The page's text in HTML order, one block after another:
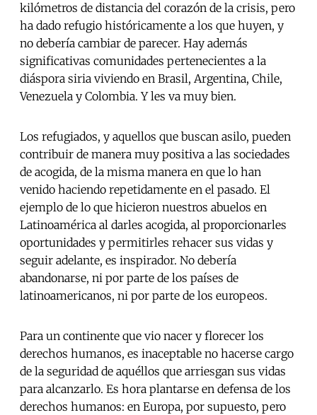
kilómetros de distancia del corazón de la crisis, pero
ha dado refugio históricamente a los que huyen, y
no debería cambiar de parecer. Hay además
significativas comunidades pertenecientes a la
diáspora siria viviendo en Brasil, Argentina, Chile,
Venezuela y Colombia. Y les va muy bien.
Los refugiados, y aquellos que buscan asilo, pueden
contribuir de manera muy positiva a las sociedades
de acogida, de la misma manera en que lo han
venido haciendo repetidamente en el pasado. El
ejemplo de lo que hicieron nuestros abuelos en
Latinoamérica al darles acogida, al proporcionarles
oportunidades y permitirles rehacer sus vidas y
seguir adelante, es inspirador. No debería
abandonarse, ni por parte de los países de
latinoamericanos, ni por parte de los europeos.
Para un continente que vio nacer y florecer los
derechos humanos, es inaceptable no hacerse cargo
de la seguridad de aquéllos que arriesgan sus vidas
para alcanzarlo. Es hora plantarse en defensa de los
derechos humanos: en Europa, por supuesto, pero